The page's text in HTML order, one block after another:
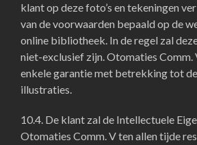
klant op deze foto’s en tekeningen
van de voorwaarden bepaald op de
online bibliotheek. In de regel zal
niet-exclusief zijn. Otomaties Comm.
enkele garantie met betrekking tot
illustraties.
10.4. De klant zal de Intellectuele
Otomaties Comm. V ten allen tijde